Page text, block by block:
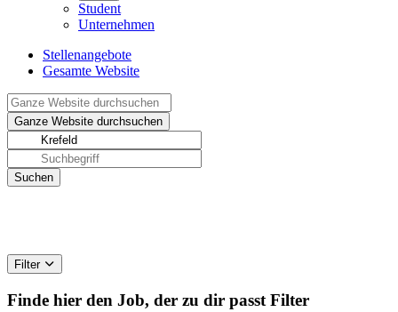
Student
Unternehmen
Stellenangebote
Gesamte Website
Filter
Finde hier den Job, der zu dir passt Filter